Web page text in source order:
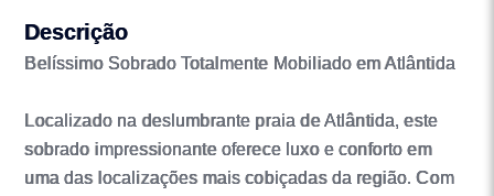
Descrição
Belíssimo Sobrado Totalmente Mobiliado em Atlântida
Localizado na deslumbrante praia de Atlântida, este
sobrado impressionante oferece luxo e conforto em
uma das localizações mais cobiçadas da região. Com